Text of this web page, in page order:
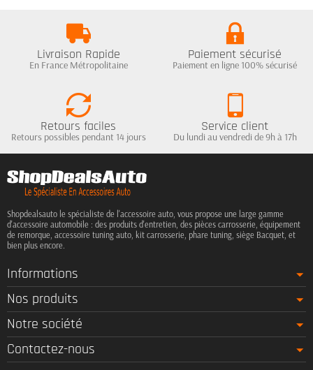
Livraison Rapide
En France Métropolitaine
Paiement sécurisé
Paiement en ligne 100% sécurisé
Retours faciles
Retours possibles pendant 14 jours
Service client
Du lundi au vendredi de 9h à 17h
Shopdealsauto le spécialiste de l'accessoire auto, vous propose une large gamme
d'accessoire automobile : des produits d'entretien, des pièces carrosserie, équipement
de remorque, accessoire tuning auto, kit carrosserie, phare tuning, siège Bacquet, et
bien plus encore.
Informations
Nos produits
Notre société
Contactez-nous